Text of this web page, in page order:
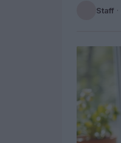
Staff ·